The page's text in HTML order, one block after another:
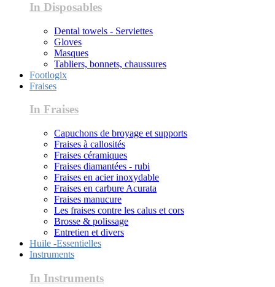
In Disposables
Dental towels - Serviettes
Gloves
Masques
Tabliers, bonnets, chaussures
Footlogix
Fraises
In Fraises
Capuchons de broyage et supports
Fraises à callosités
Fraises céramiques
Fraises diamantées - rubi
Fraises en acier inoxydable
Fraises en carbure Acurata
Fraises manucure
Les fraises contre les calus et cors
Brosse & polissage
Entretien et divers
Huile -Essentielles
Instruments
In Instruments